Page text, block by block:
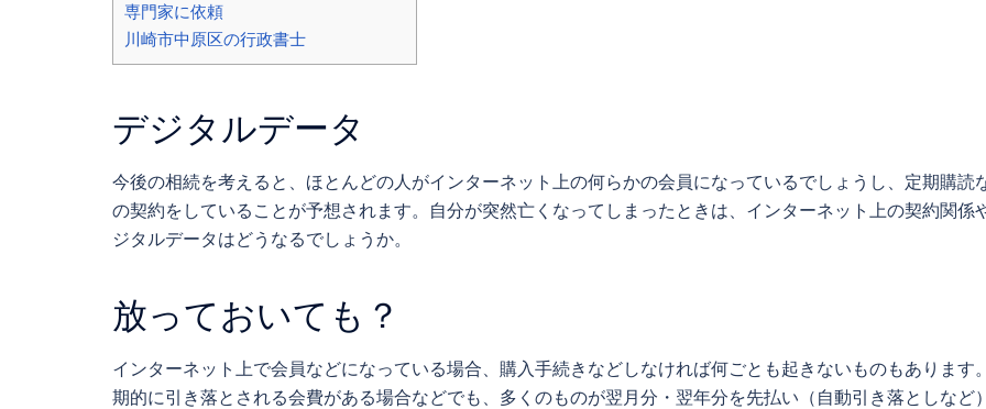
専門家に依頼
川崎市中原区の行政書士
デジタルデータ
今後の相続を考えると、ほとんどの人がインターネット上の何らかの会員になっているでしょうし、定期購読
の契約をしていることが予想されます。自分が突然亡くなってしまったときは、インターネット上の契約関係
ジタルデータはどうなるでしょうか。
放っておいても？
インターネット上で会員などになっている場合、購入手続きなどしなければ何ごとも起きないものもあります
期的に引き落とされる会費がある場合などでも、多くのものが翌月分・翌年分を先払い（自動引き落としなど